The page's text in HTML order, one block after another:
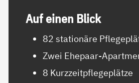
Auf ei­nen Blick
82 stationäre
Zwei Ehepaar-
8 Kurzzeitpflegeplätze